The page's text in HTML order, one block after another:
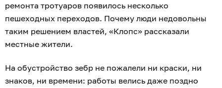
ремонта тротуаров появилось несколько
пешеходных переходов. Почему люди недовольны
таким решением властей, «Клопс» рассказали
местные жители.
На обустройство зебр не пожалели ни краски, ни
знаков, ни времени: работы велись даже поздно